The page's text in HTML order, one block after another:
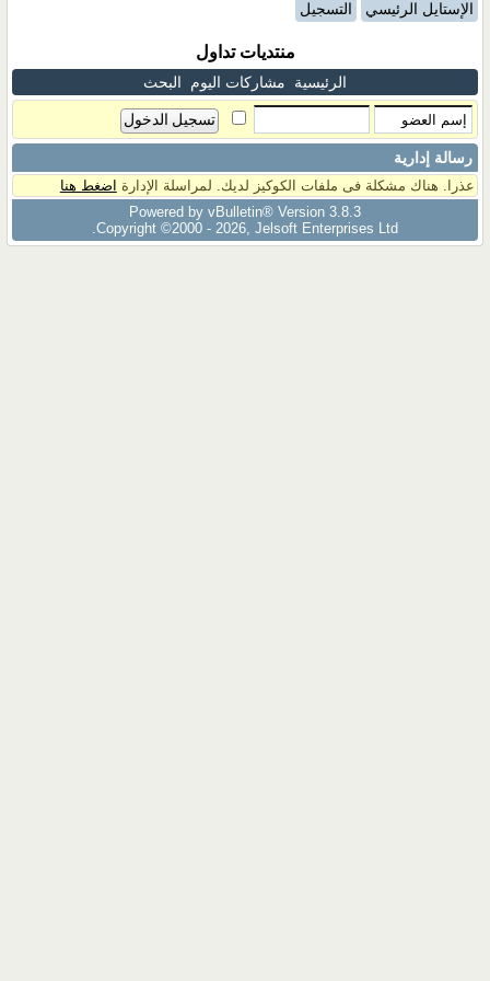
الإستايل الرئيسي التسجيل
منتديات تداول
الرئيسية مشاركات اليوم البحث
رسالة إدارية
عذرا. هناك مشكلة فى ملفات الكوكيز لديك. لمراسلة الإدارة اضغط هنا
Powered by vBulletin® Version 3.8.3
Copyright ©2000 - 2026, Jelsoft Enterprises Ltd.